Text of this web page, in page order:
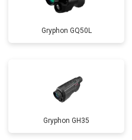
Gryphon GQ50L
Gryphon GH35